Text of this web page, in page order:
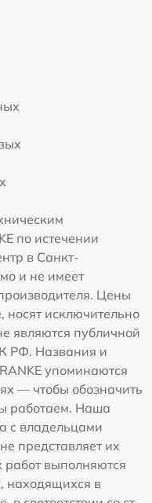
по истечении
в Санкт-
и не имеет
Цены
носят исключительно
являются публичной
РФ. Названия и
упоминаются
— чтобы обозначить
работаем. Наша
с владельцами
представляет их
выполняются
находящихся в